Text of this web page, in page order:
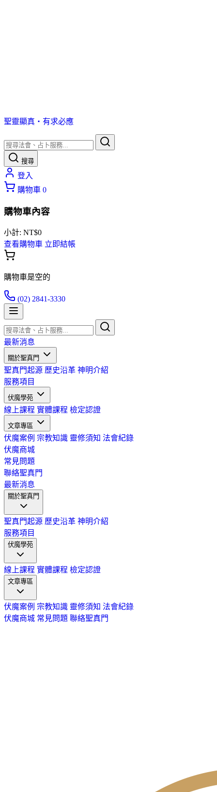
聖靈顯真・有求必應
搜尋
登入
購物車 0
購物車內容
小計: NT$0
查看購物車 立即結帳
購物車是空的
(02) 2841-3330
最新消息
關於聖真門
聖真門起源 歷史沿革 神明介紹
服務項目
伏魔學苑
線上課程 實體課程 檢定認證
文章專區
伏魔案例 宗教知識 靈修須知 法會紀錄
伏魔商城
常見問題
聯絡聖真門
最新消息
關於聖真門
聖真門起源 歷史沿革 神明介紹
服務項目
伏魔學苑
線上課程 實體課程 檢定認證
文章專區
伏魔案例 宗教知識 靈修須知 法會紀錄
伏魔商城 常見問題 聯絡聖真門